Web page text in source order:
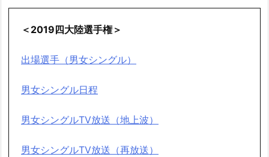
＜2019四大陸選手権＞
出場選手（男女シングル）
男女シングル日程
男女シングルTV放送（地上波）
男女シングルTV放送（再放送）